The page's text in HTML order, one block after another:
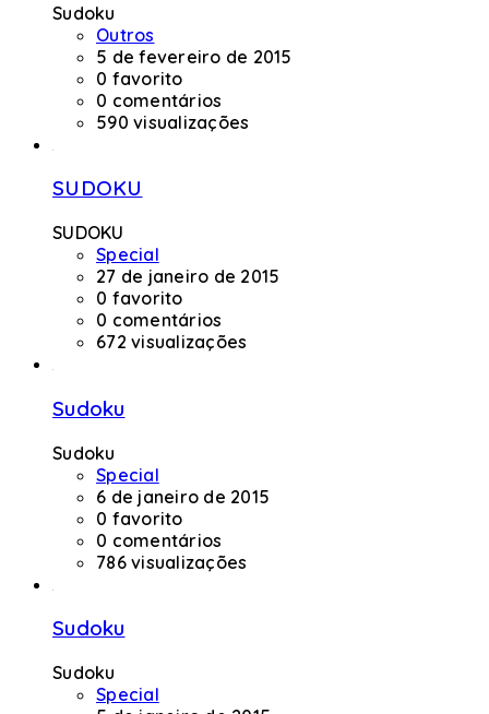
Sudoku
Outros
5 de fevereiro de 2015
0 favorito
0 comentários
590 visualizações
SUDOKU
SUDOKU
Special
27 de janeiro de 2015
0 favorito
0 comentários
672 visualizações
Sudoku
Sudoku
Special
6 de janeiro de 2015
0 favorito
0 comentários
786 visualizações
Sudoku
Sudoku
Special